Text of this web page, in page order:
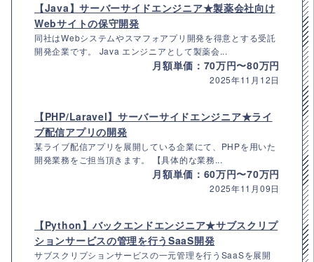
【Java】サーバーサイドエンジニア★製薬会社向け
Webサイトの保守開発
同社はWebシステムやスマフォアプリ開発を得意とする受託
開発企業です。 Java エンジニアとして製薬会...
月額単価：70万円〜80万円
2025年11月12日
【PHP/Laravel】サーバーサイドエンジニア★ライ
ブ配信アプリの開発
某ライブ配信アプリを展開している企業にて、PHPを用いた
開発業務をご担当頂きます。 【具体的な業務...
月額単価：60万円〜70万円
2025年11月09日
【Python】バックエンドエンジニア★サブスクリプ
ションサービスの管理を行うSaaS開発
サブスクリプションサービスの一元管理を行うSaaSを展開